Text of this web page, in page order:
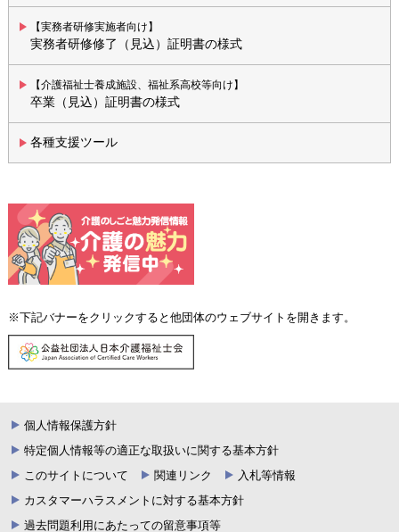
【実務者研修実施者向け】
実務者研修修了（見込）証明書の様式
【介護福祉士養成施設、福祉系高校等向け】
卒業（見込）証明書の様式
各種支援ツール
※下記バナーをクリックすると他団体のウェブサイトを開きます。
個人情報保護方針
特定個人情報等の適正な取扱いに関する基本方針
このサイトについて
関連リンク
入札等情報
カスタマーハラスメントに対する基本方針
過去問題利用にあたっての留意事項等